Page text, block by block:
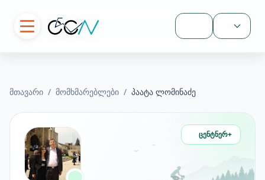
შესვლა
მთავარი / მომხმარებლები / პაატა ლომინაძე
ცენტნერ+